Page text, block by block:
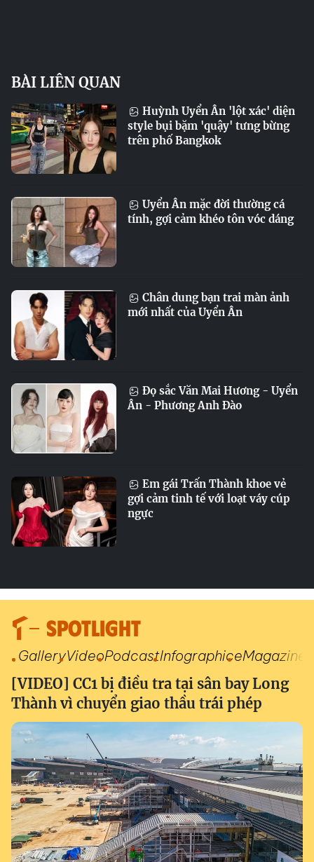
BÀI LIÊN QUAN
Huỳnh Uyển Ân 'lột xác' diện
style bụi bặm 'quậy' tưng bừng
trên phố Bangkok
Uyển Ân mặc đời thường cá
tính, gợi cảm khéo tôn vóc dáng
Chân dung bạn trai màn ảnh
mới nhất của Uyển Ân
Đọ sắc Văn Mai Hương - Uyển
Ân - Phương Anh Đào
Em gái Trấn Thành khoe vẻ
gợi cảm tinh tế với loạt váy cúp
ngực
SPOTLIGHT
GalleryVideoPodcastInfographiceMagazine
[VIDEO] CC1 bị điều tra tại sân bay Long
Thành vì chuyển giao thầu trái phép